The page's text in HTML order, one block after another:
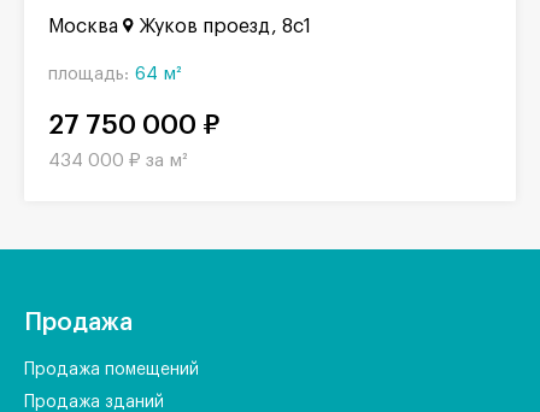
Москва Жуков проезд, 8с1
площадь: 64 м²
27 750 000 ₽
434 000 ₽ за м²
Продажа
Продажа помещений
Продажа зданий